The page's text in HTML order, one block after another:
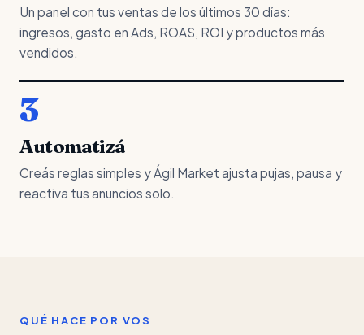
Un panel con tus ventas de los últimos 30 días:
ingresos, gasto en Ads, ROAS, ROI y productos más
vendidos.
3
Automatizá
Creás reglas simples y Ágil Market ajusta pujas, pausa y
reactiva tus anuncios solo.
QUÉ HACE POR VOS